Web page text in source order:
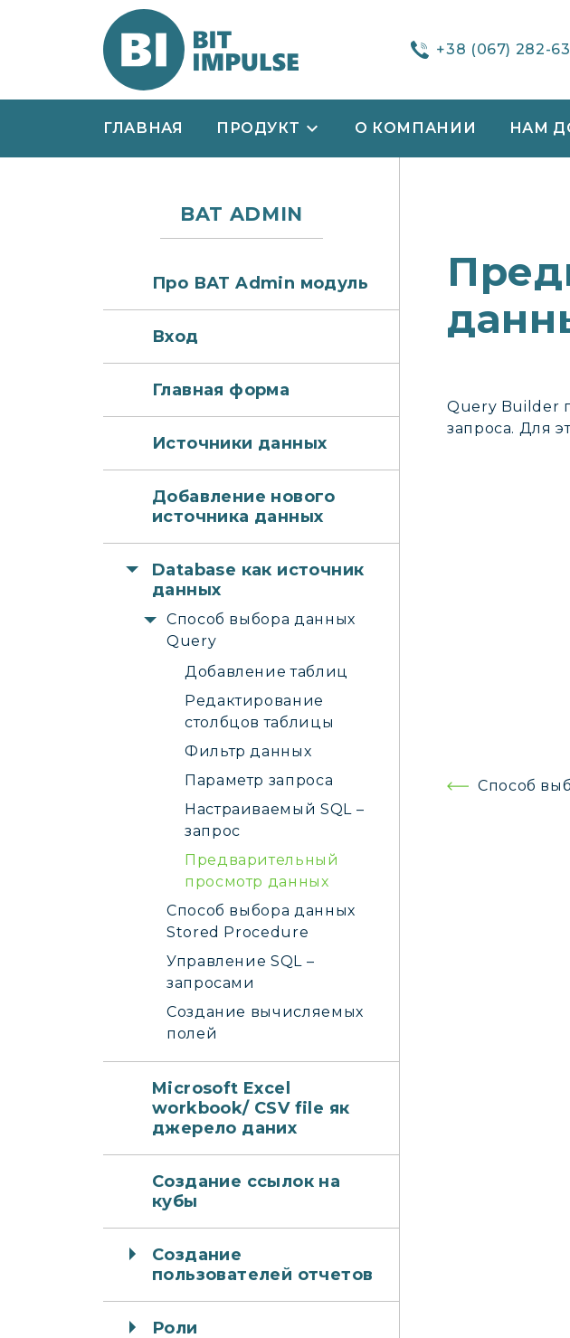
+38 (067) 282-
ГЛАВНАЯ ПРОДУКТ О КОМПАНИИ НАМ
Query Builder
запроса. Для
Способ
BAT ADMIN
Про ВАТ Admin модуль
Вход
Главная форма
Источники данных
Добавление нового
источника данных
Database как источник
данных
Способ выбора данных
Query
Добавление таблиц
Редактирование
столбцов таблицы
Фильтр данных
Параметр запроса
Настраиваемый SQL –
запрос
Предварительный
просмотр данных
Способ выбора данных
Stored Procedure
Управление SQL –
запросами
Создание вычисляемых
полей
Microsoft Excel
workbook/ CSV file як
джерело даних
Создание ссылок на
кубы
Создание
пользователей отчетов
Роли